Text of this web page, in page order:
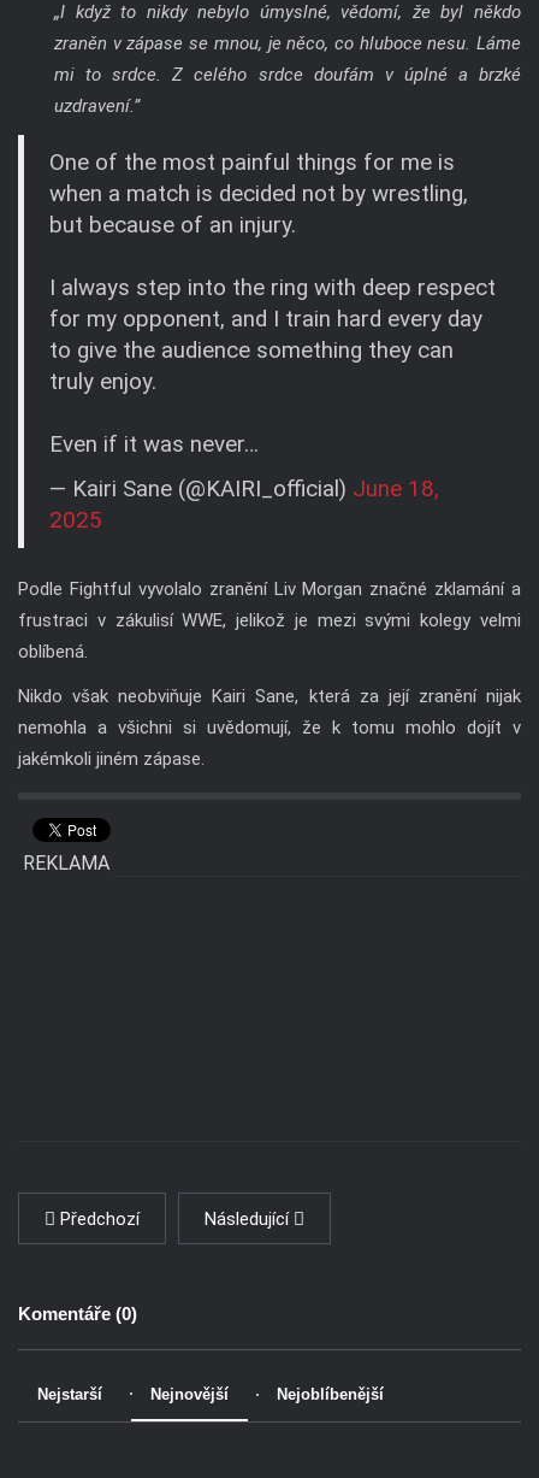
„I když to nikdy nebylo úmyslné, vědomí, že byl někdo
zraněn v zápase se mnou, je něco, co hluboce nesu. Láme
mi to srdce. Z celého srdce doufám v úplné a brzké
uzdravení.”
One of the most painful things for me is
when a match is decided not by wrestling,
but because of an injury.
I always step into the ring with deep respect
for my opponent, and I train hard every day
to give the audience something they can
truly enjoy.
Even if it was never…
— Kairi Sane (@KAIRI_official) June 18,
2025
Podle Fightful vyvolalo zranění Liv Morgan značné zklamání a
frustraci v zákulisí WWE, jelikož je mezi svými kolegy velmi
oblíbená.
Nikdo však neobviňuje Kairi Sane, která za její zranění nijak
nemohla a všichni si uvědomují, že k tomu mohlo dojít v
jakémkoli jiném zápase.
REKLAMA
Předchozí Následující
Komentáře (0)
Nejstarší Nejnovější Nejoblíbenější